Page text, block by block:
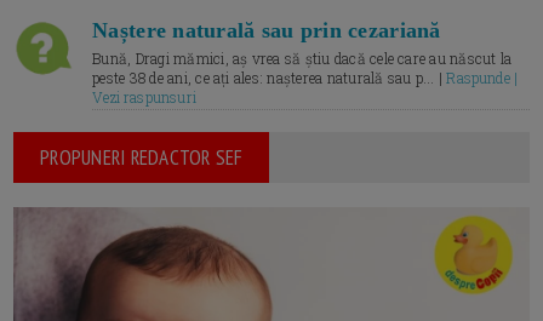
Naștere naturală sau prin cezariană
Bună, Dragi mămici, aș vrea să știu dacă cele care au născut la
peste 38 de ani, ce ați ales: nașterea naturală sau p... |Raspunde |
Vezi raspunsuri
PROPUNERI REDACTOR SEF